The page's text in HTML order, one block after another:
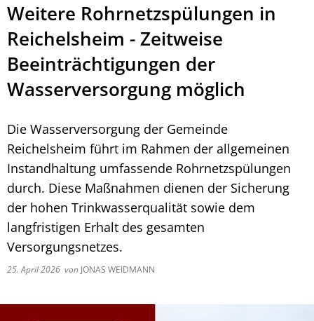
Weitere Rohrnetzspülungen in
Reichelsheim - Zeitweise
Beeinträchtigungen der
Wasserversorgung möglich
Die Wasserversorgung der Gemeinde
Reichelsheim führt im Rahmen der allgemeinen
Instandhaltung umfassende Rohrnetzspülungen
durch. Diese Maßnahmen dienen der Sicherung
der hohen Trinkwasserqualität sowie dem
langfristigen Erhalt des gesamten
Versorgungsnetzes.
25. April 2026 von JONAS WEIDMANN